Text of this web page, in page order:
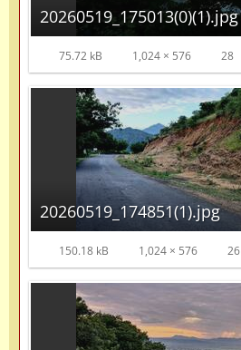
20260519_175013(0)(1).jpg
75.72 kB 1,024 × 576 28
20260519_174851(1).jpg
150.18 kB 1,024 × 576 26